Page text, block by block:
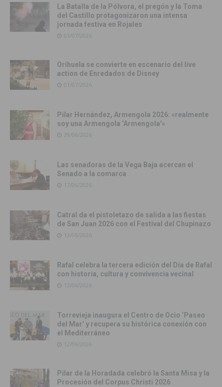
La Batalla de la Pólvora, el pregón y la Toma
del Castillo protagonizaron una intensa
jornada festiva en Rojales
03/07/2026
Orihuela se convierte en escenario del live
action de Enredados de Disney
01/07/2026
Pilar Hernández, Armengola 2026: «realmente
soy una Armengola ‘Armengola'»
29/06/2026
Las senadoras de la Vega Baja acercan el
Senado a la comarca
17/06/2026
Catral da el pistoletazo de salida a las fiestas
de San Juan 2026 con el Festival del Chupinazo
13/06/2026
Rafal celebra la tercera edición del Día de Rafal
con historia, cultura y convivencia vecinal
13/06/2026
Torrevieja inaugura el Centro de Ocio ‘Paseo
del Mar’ y recupera su histórica conexión con
el Mediterráneo
12/06/2026
Pilar de la Horadada celebró la Santa Misa y la
Procesión del Corpus Christi 2026